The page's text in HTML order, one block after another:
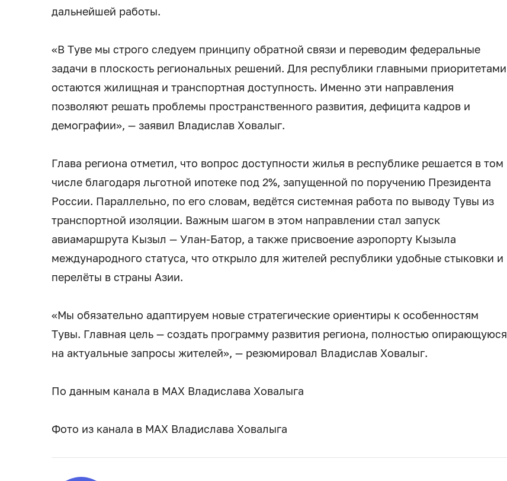
дальнейшей работы.
«В Туве мы строго следуем принципу обратной связи и переводим федеральные
задачи в плоскость региональных решений. Для республики главными приоритетами
остаются жилищная и транспортная доступность. Именно эти направления
позволяют решать проблемы пространственного развития, дефицита кадров и
демографии», — заявил Владислав Ховалыг.
Глава региона отметил, что вопрос доступности жилья в республике решается в том
числе благодаря льготной ипотеке под 2%, запущенной по поручению Президента
России. Параллельно, по его словам, ведётся системная работа по выводу Тувы из
транспортной изоляции. Важным шагом в этом направлении стал запуск
авиамаршрута Кызыл — Улан-Батор, а также присвоение аэропорту Кызыла
международного статуса, что открыло для жителей республики удобные стыковки и
перелёты в страны Азии.
«Мы обязательно адаптируем новые стратегические ориентиры к особенностям
Тувы. Главная цель — создать программу развития региона, полностью опирающуюся
на актуальные запросы жителей», — резюмировал Владислав Ховалыг.
По данным канала в МАХ Владислава Ховалыга
Фото из канала в МАХ Владислава Ховалыга